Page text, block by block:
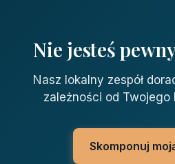
Nie jesteś
Nasz lokalny zespół
zależności od Twojego
Skomponuj